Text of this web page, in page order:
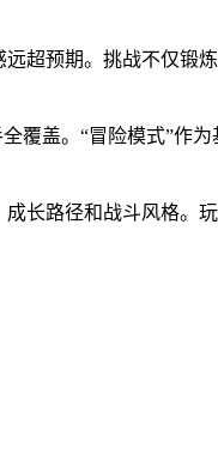
超预期。挑战不仅
覆盖。“冒险模式”
长路径和战斗风格